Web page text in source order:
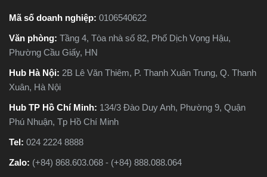
cưa
nào
việc
chi tiết
giúp bạn hiểu rõ sự khác
điểm và tư vấn chọn lựa
loại máy phù hợp nhất với
nhu cầu sử dụng thực tế.
Mã số doanh nghiệp: 0106540622
Văn phòng: Tầng 4, Tòa nhà số 82, Phố Dịch Vọng Hậu,
Phường Cầu Giấy, HN
Hub Hà Nội: 2B Lê Văn Thiêm, P. Thanh Xuân Trung, Q. Thanh
Xuân, Hà Nội
Hub TP Hồ Chí Minh: 134/3 Đào Duy Anh, Phường 9, Quận
Phú Nhuận, Tp Hồ Chí Minh
Tel: 024 2224 8888
Zalo: (+84) 868.603.068 - (+84) 888.088.064